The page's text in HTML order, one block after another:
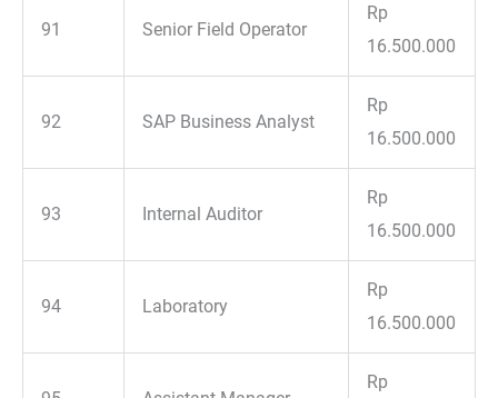
91 Senior Field Operator
Rp
16.500.000
92 SAP Business Analyst
Rp
16.500.000
93 Internal Auditor
Rp
16.500.000
94 Laboratory
Rp
16.500.000
Rp